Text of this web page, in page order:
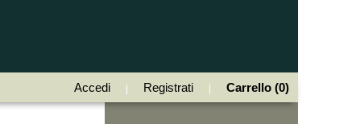
Accedi Registrati Carrello (0)